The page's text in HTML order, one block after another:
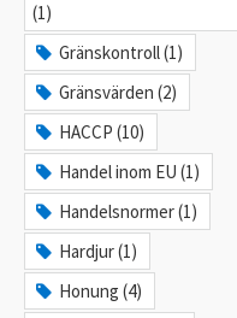
(1)
Gränskontroll (1)
Gränsvärden (2)
HACCP (10)
Handel inom EU (1)
Handelsnormer (1)
Hardjur (1)
Honung (4)